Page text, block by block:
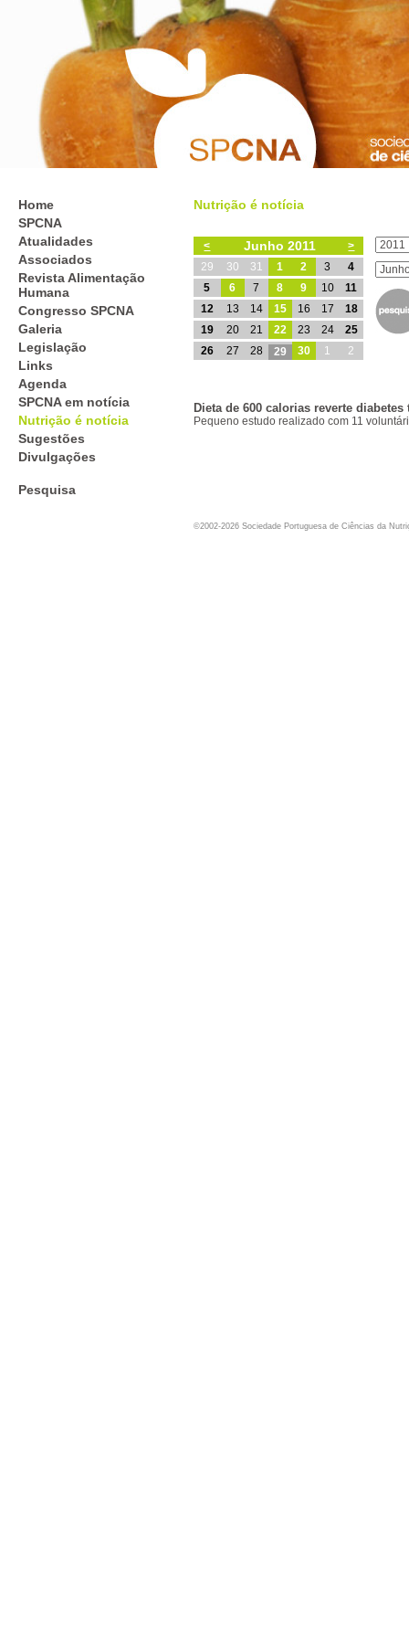
Home
SPCNA
Atualidades
Associados
Revista Alimentação
Humana
Congresso SPCNA
Galeria
Legislação
Links
Agenda
SPCNA em notícia
Nutrição é notícia
Sugestões
Divulgações
Pesquisa
Nutrição é notícia
< Junho 2011
>
29
30 31 1 2 3
4
5
6 7 8 9 10
11
12
13 14 15 16 17
18
19
20 21 22 23 24
25
26
27 28 29 30 1 2
Dieta de 600 calorias reverte diabetes
Pequeno estudo realizado com 11
©2002-2026 Sociedade Portuguesa de Ciências da